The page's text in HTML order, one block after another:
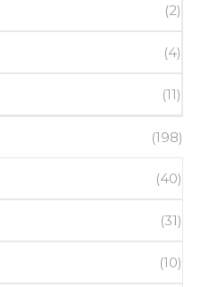
(2)
(4)
(11)
(198)
(40)
(31)
(10)